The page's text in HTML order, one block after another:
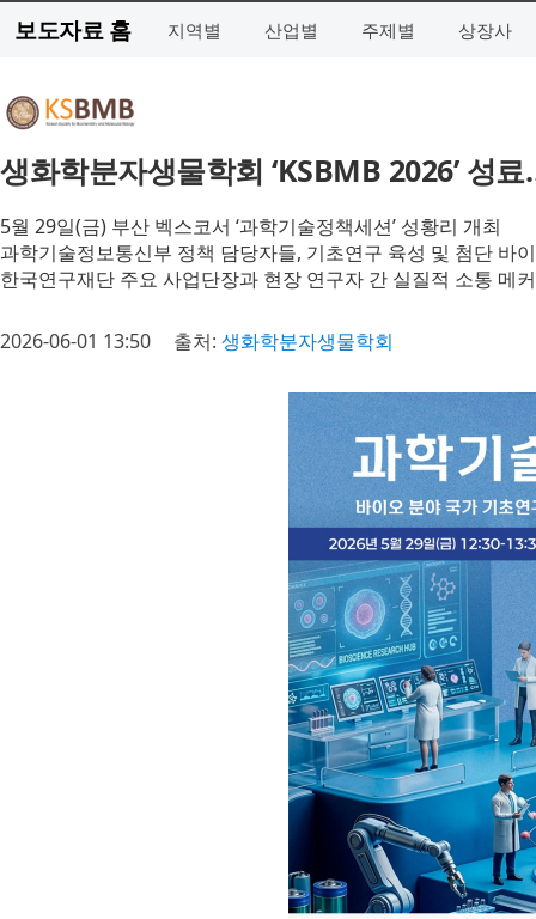
보도자료 홈 지역별 산업별 주제별 상장사
생화학분자생물학회 ‘KSBMB 2026’ 성
5월 29일(금) 부산 벡스코서 ‘과학기술정책세션’ 성황리 개최
과학기술정보통신부 정책 담당자들, 기초연구 육성 및 첨단 바
한국연구재단 주요 사업단장과 현장 연구자 간 실질적 소통 메
2026-06-01 13:50 출처: 생화학분자생물학회